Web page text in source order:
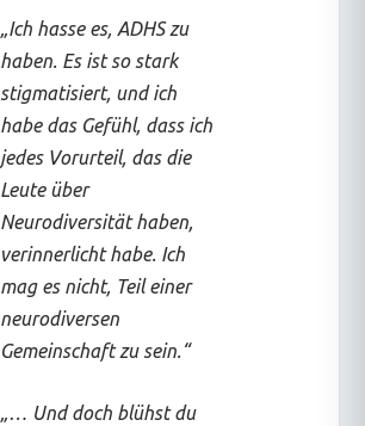
„Ich hasse es, ADHS zu
haben. Es ist so stark
stigmatisiert, und ich
habe das Gefühl, dass ich
jedes Vorurteil, das die
Leute über
Neurodiversität haben,
verinnerlicht habe. Ich
mag es nicht, Teil einer
neurodiversen
Gemeinschaft zu sein.“
„… Und doch blühst du